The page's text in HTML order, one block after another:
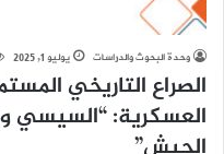
وحدة البحوث والدراسات يوليو 1, 2025
الصراع التاريخي
العسكرية: “السيسي